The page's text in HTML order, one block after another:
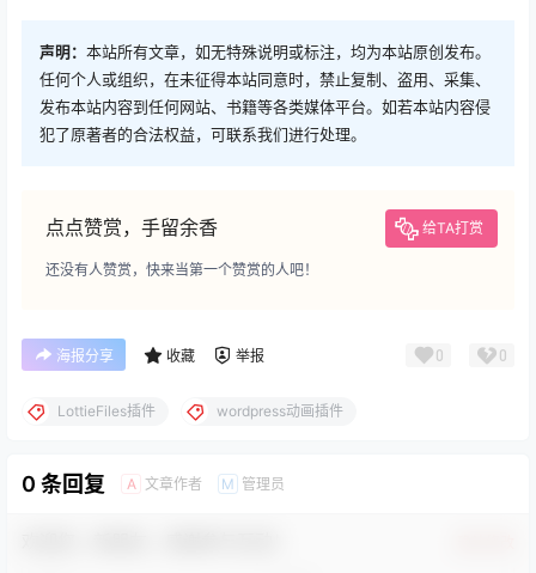
声明： 本站所有文章，如无特殊说明或标注，均为本站原创发布。
任何个人或组织，在未征得本站同意时，禁止复制、盗用、采集、
发布本站内容到任何网站、书籍等各类媒体平台。如若本站内容侵
犯了原著者的合法权益，可联系我们进行处理。
点点赞赏，手留余香 给TA打赏
还没有人赞赏，快来当第一个赞赏的人吧！
海报分享 收藏 举报 0 0
LottieFiles插件 wordpress动画插件
0 条回复 A 文章作者 M 管理员